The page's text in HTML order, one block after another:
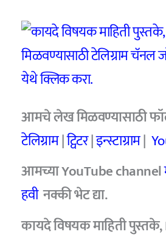
आमचेलेख मिळवण्यासाठी
टेलिग्राम|ट्विटर|इन्स्टाग्राम|
आमच्या YouTube channel
हवीनक्की भेट द्या.
कायदे विषयक माहिती पुस्तके,